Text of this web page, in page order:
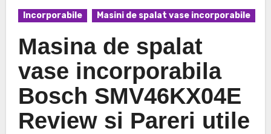
Incorporabile Masini de spalat vase incorporabile
Masina de spalat
vase incorporabila
Bosch SMV46KX04E
Review si Pareri utile